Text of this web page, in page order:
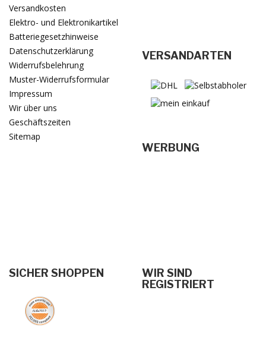
Versandkosten
Elektro- und Elektronikartikel
Batteriegesetzhinweise
Datenschutzerklärung
Widerrufsbelehrung
Muster-Widerrufsformular
Impressum
Wir über uns
Geschäftszeiten
Sitemap
VERSANDARTEN
WERBUNG
SICHER SHOPPEN
WIR SIND
REGISTRIERT